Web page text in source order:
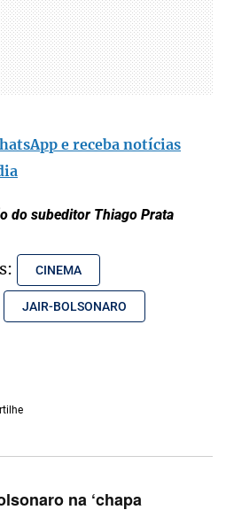
e receba notícias
do subeditor Thiago Prata
CINEMA
JAIR-BOLSONARO